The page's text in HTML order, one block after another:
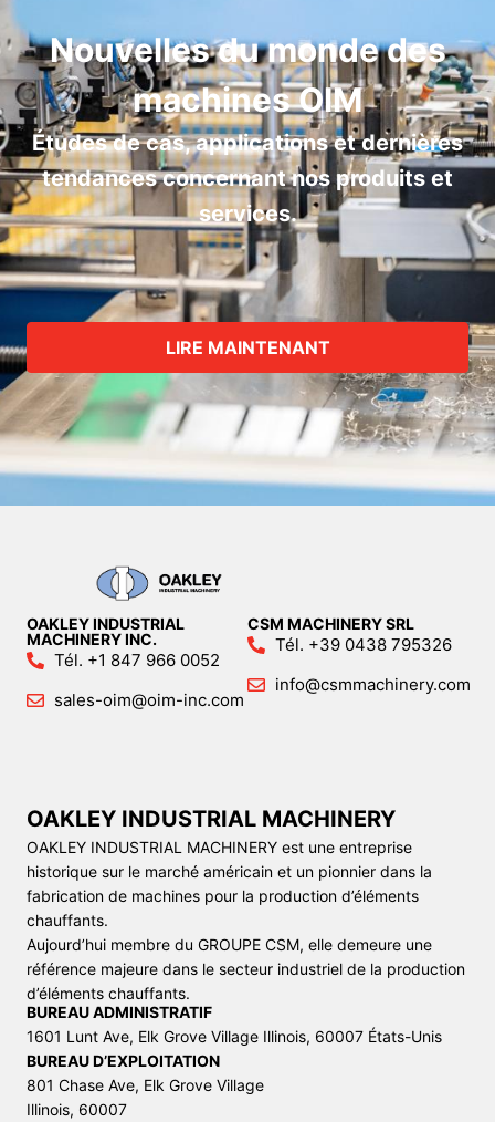
Nouvelles du monde des
machines OIM
Études de cas, applications et dernières
tendances concernant nos produits et
services.
LIRE MAINTENANT
OAKLEY INDUSTRIAL
MACHINERY INC.
Tél. +1 847 966 0052
sales-oim@oim-inc.com
CSM MACHINERY SRL
Tél. +39 0438 795326
info@csmmachinery.com
OAKLEY INDUSTRIAL MACHINERY
OAKLEY INDUSTRIAL MACHINERY est une entreprise
historique sur le marché américain et un pionnier dans la
fabrication de machines pour la production d’éléments
chauffants.
Aujourd’hui membre du GROUPE CSM, elle demeure une
référence majeure dans le secteur industriel de la production
d’éléments chauffants.
BUREAU ADMINISTRATIF
1601 Lunt Ave, Elk Grove Village Illinois, 60007 États-Unis
BUREAU D’EXPLOITATION
801 Chase Ave, Elk Grove Village
Illinois, 60007